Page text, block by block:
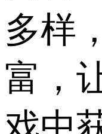
多样
富，